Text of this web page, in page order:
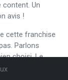
Un
avis !
cette franchise
Parlons
choisi. Le
et surtout